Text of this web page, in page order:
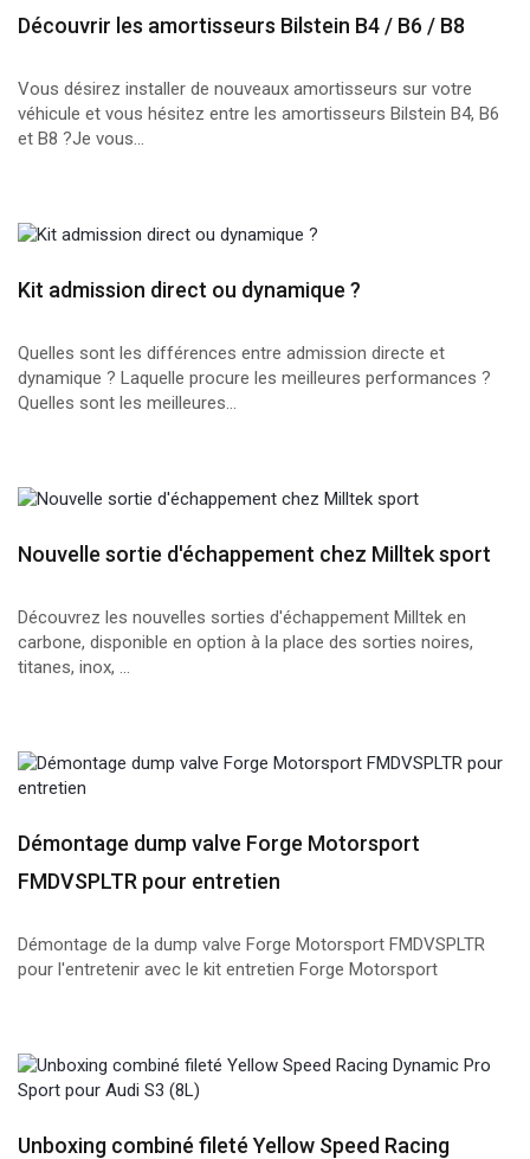
Découvrir les amortisseurs Bilstein B4 / B6 / B8
Vous désirez installer de nouveaux amortisseurs sur votre
véhicule et vous hésitez entre les amortisseurs Bilstein B4, B6
et B8 ?Je vous...
Kit admission direct ou dynamique ?
Quelles sont les différences entre admission directe et
dynamique ? Laquelle procure les meilleures performances ?
Quelles sont les meilleures...
Nouvelle sortie d'échappement chez Milltek sport
Découvrez les nouvelles sorties d'échappement Milltek en
carbone, disponible en option à la place des sorties noires,
titanes, inox, ...
Démontage dump valve Forge Motorsport
FMDVSPLTR pour entretien
Démontage de la dump valve Forge Motorsport FMDVSPLTR
pour l'entretenir avec le kit entretien Forge Motorsport
Unboxing combiné fileté Yellow Speed Racing